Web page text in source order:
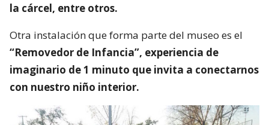
la cárcel, entre otros.
Otra instalación que forma parte del museo es el
“Removedor de Infancia”, experiencia de
imaginario de 1 minuto que invita a conectarnos
con nuestro niño interior.